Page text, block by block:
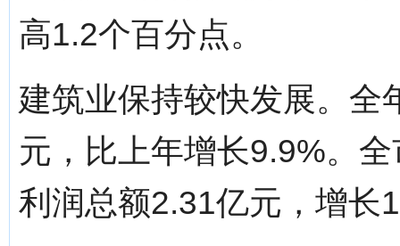
高1.2个百分点。
建筑业保持较快发展。全
元，比上年增长9.9%。
利润总额2.31亿元，增长